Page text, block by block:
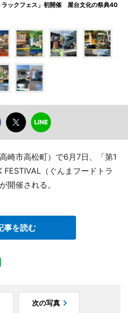
ラックフェス」初開催 屋台文化の祭典40
崎市高松町）で6月7日、「第1
（ぐんまフードトラ
開催される。
事を読む
次の写真